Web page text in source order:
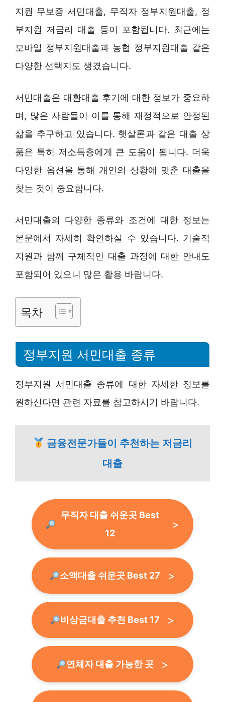
지원 무보증 서민대출, 무직자 정부지원대출, 정
부지원 저금리 대출 등이 포함됩니다. 최근에는
모바일 정부지원대출과 농협 정부지원대출 같은
다양한 선택지도 생겼습니다.
서민대출은 대환대출 후기에 대한 정보가 중요하
며, 많은 사람들이 이를 통해 재정적으로 안정된
삶을 추구하고 있습니다. 햇살론과 같은 대출 상
품은 특히 저소득층에게 큰 도움이 됩니다. 더욱
다양한 옵션을 통해 개인의 상황에 맞춘 대출을
찾는 것이 중요합니다.
서민대출의 다양한 종류와 조건에 대한 정보는
본문에서 자세히 확인하실 수 있습니다. 기술적
지원과 함께 구체적인 대출 과정에 대한 안내도
포함되어 있으니 많은 활용 바랍니다.
목차
정부지원 서민대출 종류
정부지원 서민대출 종류에 대한 자세한 정보를
원하신다면 관련 자료를 참고하시기 바랍니다.
금융전문가들이 추천하는 저금리
대출
무직자 대출 쉬운곳 Best
12
소액대출 쉬운곳 Best 27
비상금대출 추천 Best 17
연체자 대출 가능한 곳